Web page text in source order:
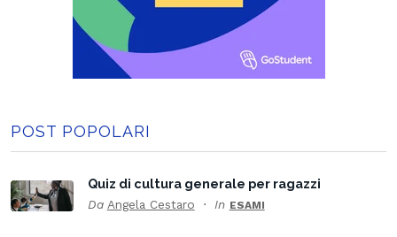
POST POPOLARI
Quiz di cultura generale per ragazzi
Da Angela Cestaro In ESAMI